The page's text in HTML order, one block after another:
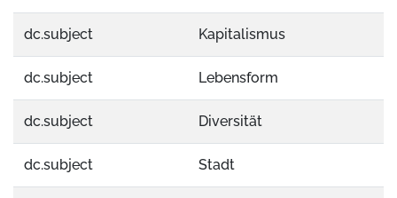
dc.subject Kapitalismus
dc.subject Lebensform
dc.subject Diversität
dc.subject Stadt